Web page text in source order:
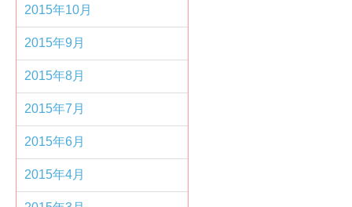
2015年10月
2015年9月
2015年8月
2015年7月
2015年6月
2015年4月